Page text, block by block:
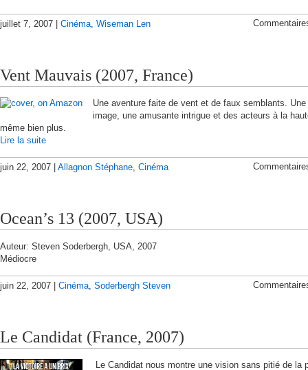
juillet 7, 2007 | Cinéma, Wiseman Len
Vent Mauvais (2007, France)
Une aventure faite de vent et de faux semblants. Une
image, une amusante intrigue et des acteurs à la
même bien plus.
Lire la suite
juin 22, 2007 | Allagnon Stéphane, Cinéma
Ocean’s 13 (2007, USA)
Auteur: Steven Soderbergh, USA, 2007
Médiocre
juin 22, 2007 | Cinéma, Soderbergh Steven
Le Candidat (France, 2007)
Le Candidat nous montre une vision sans pitié de la